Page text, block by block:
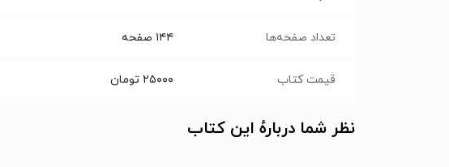
تعداد صفحه‌ها ۱۴۴ صفحه
قیمت کتاب ۲۵۰۰۰ تومان
نظر شما دربارهٔ این کتاب